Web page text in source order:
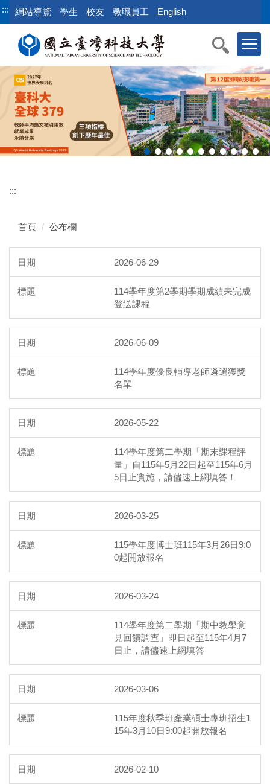
跳
到
::: 網站導覽 學生 校友 教職員工 English
:::
首頁 公布欄
2026-06-29
114學年度第2學期學期成績未完成
登送課程
2026-06-09
114學年度優良輔導老師遴選獲獎
名單
2026-05-22
114學年度第二學期「期末課程評
量」自115年5月22日起至115年6月
5日止實施，請儘速上網填答！
2026-03-25
115學年度博士班115年3月26日9:0
0起開放報名
2026-03-24
114學年度第二學期「期中教學意
見回饋調查」即日起至115年4月7
日止，請儘速上網填答
2026-03-06
115年度秋季班產業碩士專班招生1
15年3月10日9:00起開放報名
2026-02-10